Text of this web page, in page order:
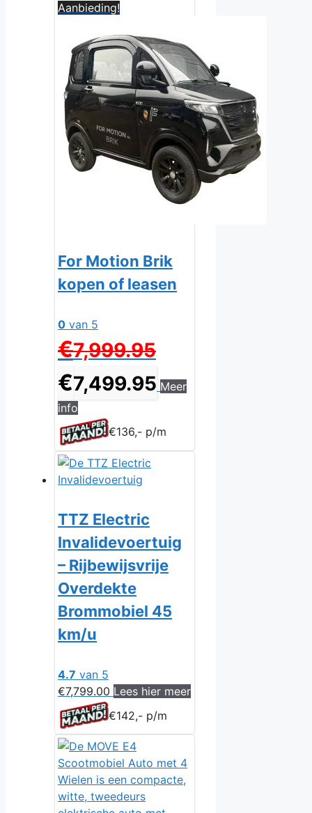
Aanbieding!
For Motion Brik
kopen of leasen
0 van 5
€7,999.95prijs
€7,999.95.
€7,499.95prijs
Meer
info
€136,- p/m
TTZ Electric
Invalidevoertuig
– Rijbewijsvrije
Overdekte
Brommobiel 45
km/u
4.7 van 5
€7,799.00 Lees hier meer
€142,- p/m